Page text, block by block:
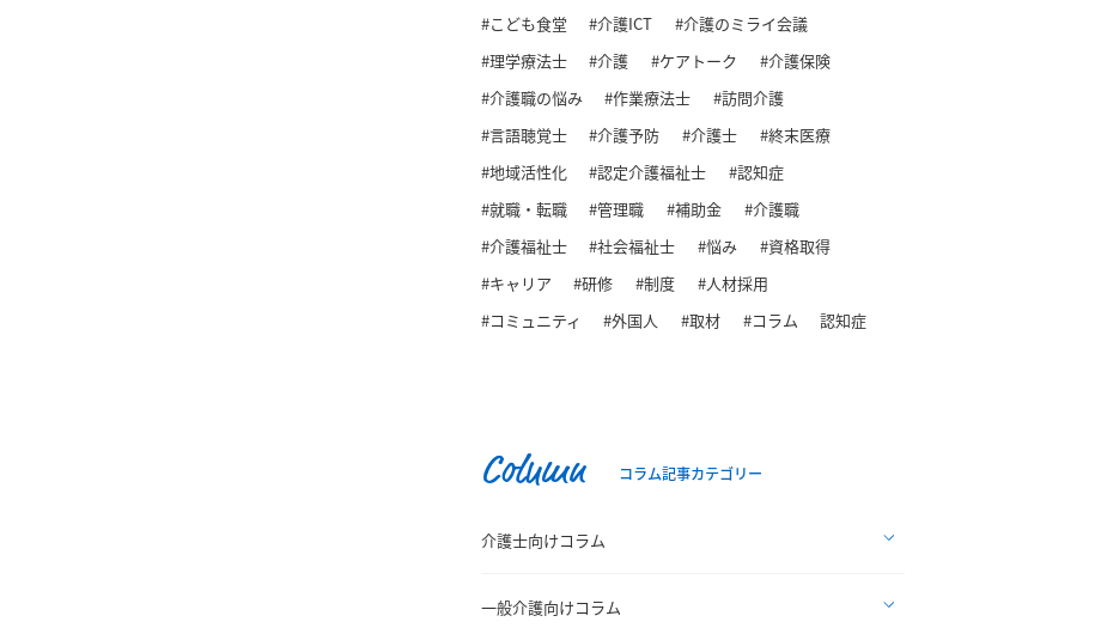
#こども食堂
#介護ICT
#介護のミライ会議
#理学療法士
#介護 #ケアトーク
#介護保険
#介護職の悩み
#作業療法士
#訪問介護
#言語聴覚士
#介護予防 #介護士
#終末医療
#地域活性化
#認定介護福祉士
#認知症
#就職・転職
#管理職 #補助金
#介護職
#介護福祉士
#社会福祉士 #悩み
#資格取得
#キャリア
#研修 #制度
#人材採用
#コミュニティ
#外国人 #取材 #コラム 認知症
Column コラム記事カテゴリー
介護士向けコラム
一般介護向けコラム